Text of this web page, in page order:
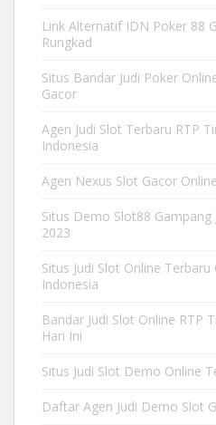
Link Alternatif IDN Poker 88
Rungkad
Situs Bandar Judi Poker
Gacor
Agen Judi Slot Terbaru RTP
Indonesia
Agen Nexus Slot Gacor
Situs Demo Slot88 Gampang
2023
Situs Judi Slot Online
Indonesia
Bandar Judi Slot Online RTP
Hari Ini
Situs Judi Slot Demo Online
Daftar Agen Judi Demo Slot